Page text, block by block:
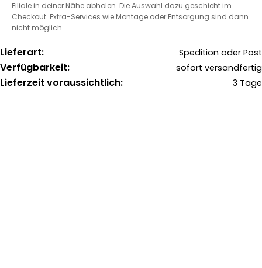
Filiale in deiner Nähe abholen. Die Auswahl dazu geschieht im
Checkout. Extra-Services wie Montage oder Entsorgung sind dann
nicht möglich.
Lieferart: Spedition oder Post
Verfügbarkeit: sofort versandfertig
Lieferzeit voraussichtlich: 3 Tage